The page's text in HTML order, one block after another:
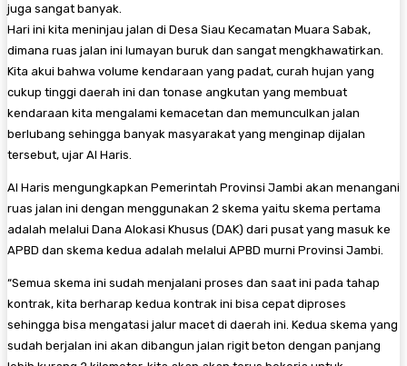
juga sangat banyak.
Hari ini kita meninjau jalan di Desa Siau Kecamatan Muara Sabak,
dimana ruas jalan ini lumayan buruk dan sangat mengkhawatirkan.
Kita akui bahwa volume kendaraan yang padat, curah hujan yang
cukup tinggi daerah ini dan tonase angkutan yang membuat
kendaraan kita mengalami kemacetan dan memunculkan jalan
berlubang sehingga banyak masyarakat yang menginap dijalan
tersebut, ujar Al Haris.
Al Haris mengungkapkan Pemerintah Provinsi Jambi akan menangani
ruas jalan ini dengan menggunakan 2 skema yaitu skema pertama
adalah melalui Dana Alokasi Khusus (DAK) dari pusat yang masuk ke
APBD dan skema kedua adalah melalui APBD murni Provinsi Jambi.
“Semua skema ini sudah menjalani proses dan saat ini pada tahap
kontrak, kita berharap kedua kontrak ini bisa cepat diproses
sehingga bisa mengatasi jalur macet di daerah ini. Kedua skema yang
sudah berjalan ini akan dibangun jalan rigit beton dengan panjang